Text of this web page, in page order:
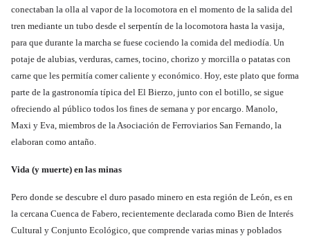
conectaban la olla al vapor de la locomotora en el momento de la salida del
tren mediante un tubo desde el serpentín de la locomotora hasta la vasija,
para que durante la marcha se fuese cociendo la comida del mediodía. Un
potaje de alubias, verduras, carnes, tocino, chorizo y morcilla o patatas con
carne que les permitía comer caliente y económico. Hoy, este plato que forma
parte de la gastronomía típica del El Bierzo, junto con el botillo, se sigue
ofreciendo al público todos los fines de semana y por encargo. Manolo,
Maxi y Eva, miembros de la Asociación de Ferroviarios San Fernando, la
elaboran como antaño.
Vida (y muerte) en las minas
Pero donde se descubre el duro pasado minero en esta región de León, es en
la cercana Cuenca de Fabero, recientemente declarada como Bien de Interés
Cultural y Conjunto Ecológico, que comprende varias minas y poblados